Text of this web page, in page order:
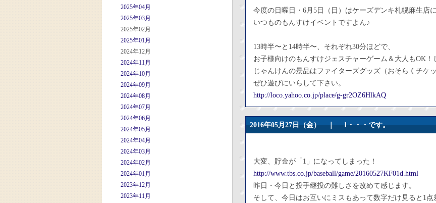
2025年04月
2025年03月
2025年02月
2025年01月
2024年12月
2024年11月
2024年10月
2024年09月
2024年08月
2024年07月
2024年06月
2024年05月
2024年04月
2024年03月
2024年02月
2024年01月
2023年12月
2023年11月
今度の日曜日・6月5日（日）はケーズデンキ札幌麻生店
いつものもんすけイベントですよん♪
13時半〜と14時半〜、それぞれ30分ほどで、
お子様向けのもんすけジェスチャーゲーム＆大人もOK！
じゃんけんの景品はファイターズグッズ（おそらくチケ
ぜひ遊びにいらして下さい。
http://loco.yahoo.co.jp/place/g-gr2OZ6HlkAQ
2016年05月27日（金） ｜1・・・です。
大変、貯金が「1」になってしまった！
http://www.tbs.co.jp/baseball/game/20160527KF01d.html
昨日・今日と投手継投の難しさを改めて感じます。
そして、今日はお互いにミスもあって数字だけ見ると1点